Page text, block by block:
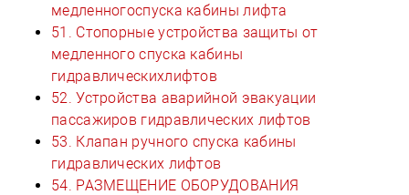
медленногоспуска кабины лифта
51. Стопорные устройства защиты от
медленного спуска кабины
гидравлическихлифтов
52. Устройства аварийной эвакуации
пассажиров гидравлических лифтов
53. Клапан ручного спуска кабины
гидравлических лифтов
54. РАЗМЕЩЕНИЕ ОБОРУДОВАНИЯ